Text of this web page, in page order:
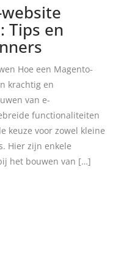
Tips en
Hoe een Magento-
krachtig en
van e-
functionaliteiten
keuze voor zowel kleine
Hier zijn enkele
het bouwen van […]